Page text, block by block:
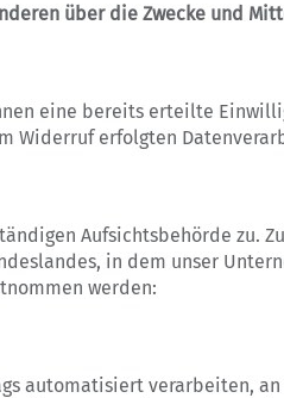
über die Zwecke und
eine bereits erteilte
Widerruf erfolgten
Aufsichtsbehörde zu.
in dem unser
werden:
automatisiert verarbeiten,